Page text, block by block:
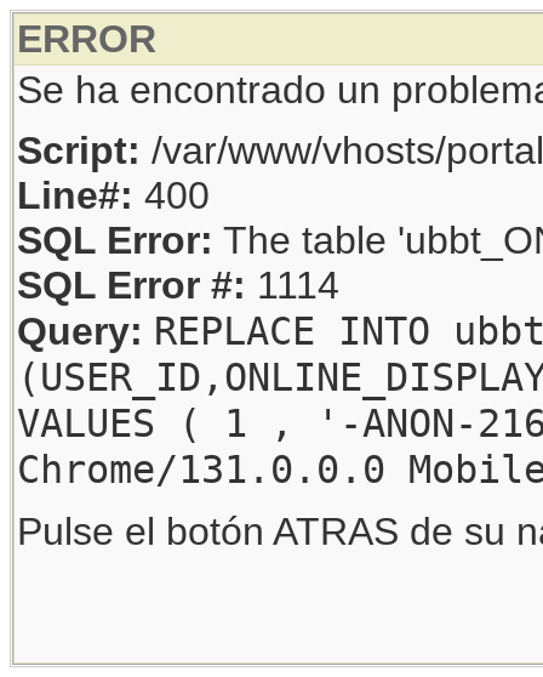
ERROR
Se ha encontrado un
Script: /var/www/vhosts/
Line#: 400
SQL Error: The table
SQL Error #: 1114
Query: REPLACE INTO
VALUES ( 1 , '-
Chrome/131.0.0.0
Pulse el botón ATRAS de su